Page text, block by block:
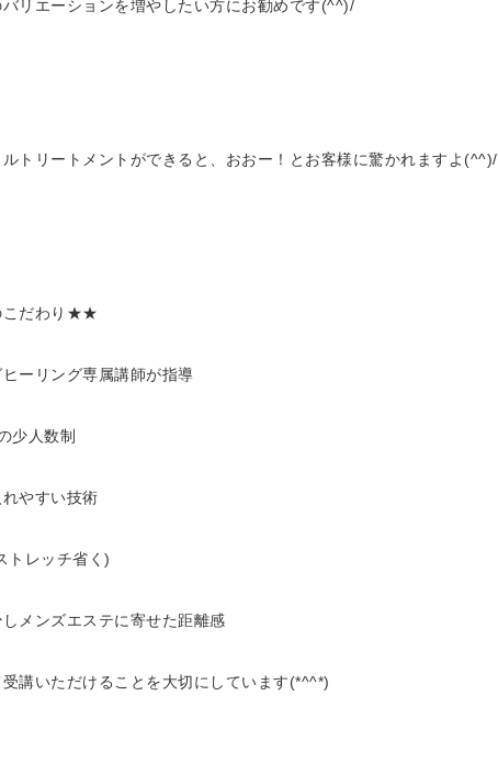
リエーションを増やしたい方にお勧めです(^^)/
トリートメントができると、おおー！とお客様に驚かれますよ(^^)/
こだわり★★
ーリング専属講師が指導
少人数制
やすい技術
トレッチ省く)
メンズエステに寄せた距離感
講いただけることを大切にしています(*^^*)